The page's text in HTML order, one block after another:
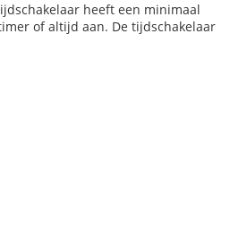
heeft een minimaal
of altijd aan. De tijdschakelaar